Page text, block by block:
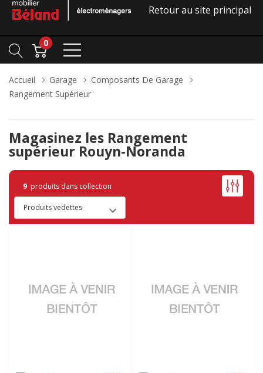
Retour au site principal
0
Accueil Garage
Composants De Garage
Rangement Supérieur
Magasinez les Rangement
supérieur Rouyn-Noranda
9 produits dans collection